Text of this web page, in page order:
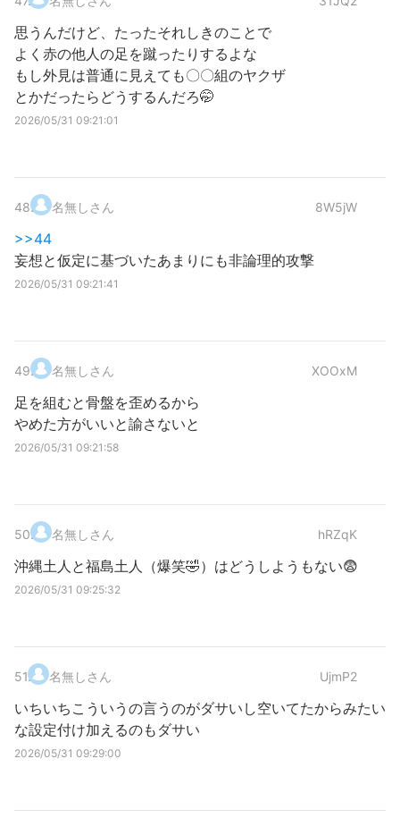
思うんだけど、たったそれしきのことで
よく赤の他人の足を蹴ったりするよな
もし外見は普通に見えても〇〇組のヤクザ
とかだったらどうするんだろ🤭
2026/05/31 09:21:01
48. 名無しさん 8W5jW
>>44
妄想と仮定に基づいたあまりにも非論理的攻撃
2026/05/31 09:21:41
49. 名無しさん XOOxM
足を組むと骨盤を歪めるから
やめた方がいいと諭さないと
2026/05/31 09:21:58
50. 名無しさん hRZqK
沖縄土人と福島土人（爆笑🤣）はどうしようもない😨
2026/05/31 09:25:32
51. 名無しさん UjmP2
いちいちこういうの言うのがダサいし空いてたからみたい
な設定付け加えるのもダサい
2026/05/31 09:29:00